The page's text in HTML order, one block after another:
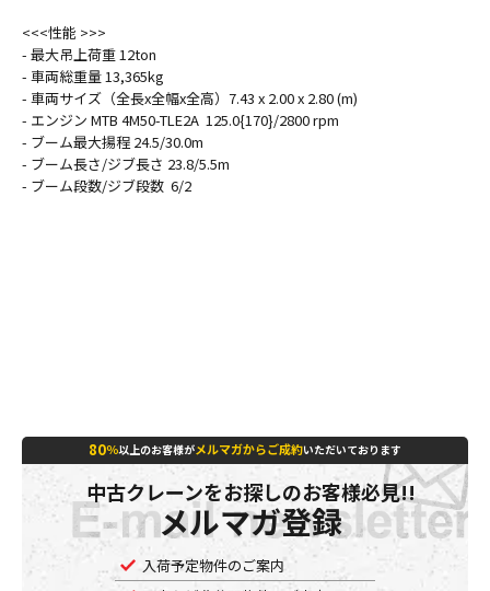
<<<性能 >>>
- 最大吊上荷重 12ton
- 車両総重量 13,365kg
- 車両サイズ（全長x全幅x全高）7.43 x 2.00 x 2.80 (m)
- エンジン MTB 4M50-TLE2A 125.0{170}/2800 rpm
- ブーム最大揚程 24.5/30.0m
- ブーム長さ/ジブ長さ 23.8/5.5m
- ブーム段数/ジブ段数 6/2
80％以上のお客様がメルマガからご成約いただいております
中古クレーンをお探しのお客様必見!!
メルマガ登録
入荷予定物件のご案内